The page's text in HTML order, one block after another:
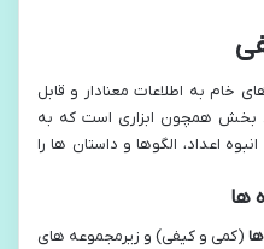
خام به اطلاعات معنادار و قابل
بخش همچون ابزاری است که به
اعداد، الگوها و داستان ها را
(کمی و کیفی) و زیرمجموعه های